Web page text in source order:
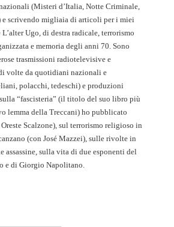
(Misteri d’Italia, Notte Criminale,
scrivendo migliaia di articoli per i miei
Ugo, di destra radicale, terrorismo
e memoria degli anni 70. Sono
trasmissioni radiotelevisive e
volte da quotidiani nazionali e
polacchi, tedeschi) e produzioni
“fascisteria” (il titolo del suo libro più
lemma della Treccani) ho pubblicato
Scalzone), sul terrorismo religioso in
(con José Mazzei), sulle rivolte in
assassine, sulla vita di due esponenti del
e di Giorgio Napolitano.